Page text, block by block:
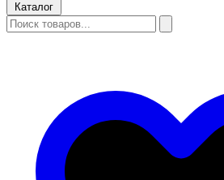
Каталог